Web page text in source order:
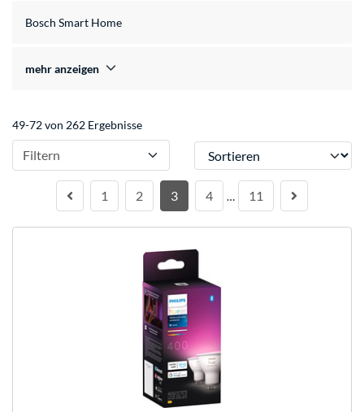
Bosch Smart Home
mehr anzeigen
49-72 von 262 Ergebnisse
Filtern Sortieren
1 2 3 4 … 11